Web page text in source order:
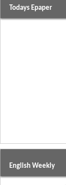
Todays Epaper
English Weekly